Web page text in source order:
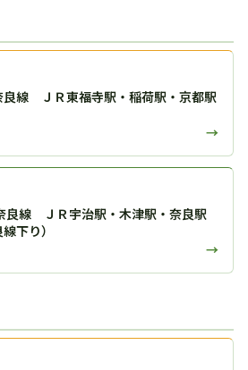
良線 ＪＲ東福寺駅・稲荷駅・京都駅
→
良線 ＪＲ宇治駅・木津駅・奈良駅
下り）
→